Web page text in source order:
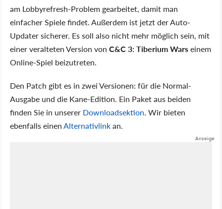
am Lobbyrefresh-Problem gearbeitet, damit man
einfacher Spiele findet. Außerdem ist jetzt der Auto-
Updater sicherer. Es soll also nicht mehr möglich sein, mit
einer veralteten Version von C&C 3: Tiberium Warseinem
Online-Spiel beizutreten.
Den Patch gibt es in zwei Versionen: für die Normal-
Ausgabe und die Kane-Edition. Ein Paket aus beiden
finden Sie in unserer Downloadsektion. Wir bieten
ebenfalls einenAlternativlinkan.